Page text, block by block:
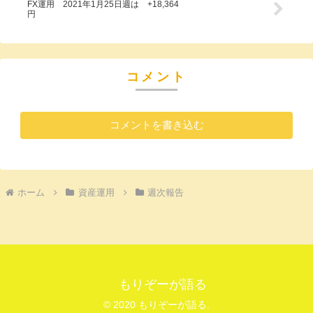
FX運用 2021年1月25日週は +18,364
円
コメント
コメントを書き込む
ホーム 資産運用 週次報告
もりぞーが語る
© 2020 もりぞーが語る.